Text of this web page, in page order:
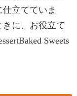
立てていま
に、お役立て
Sweets